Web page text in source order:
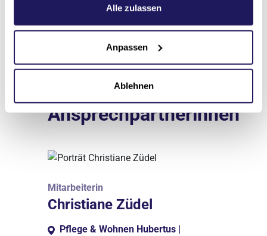
.
Alle zulassen
Anpassen
Ablehnen
Ansprechpartnerinnen
Mitarbeiterin
Christiane Züdel
Pflege & Wohnen Hubertus |